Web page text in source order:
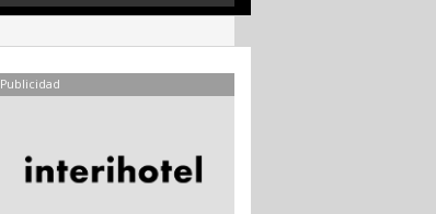
Publicidad